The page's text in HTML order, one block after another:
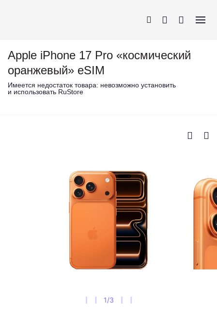
iPhone AirPods
Apple iPhone 17 Pro «космический
оранжевый» eSIM
Имеется недостаток товара: невозможно установить
и использовать RuStore
1/3